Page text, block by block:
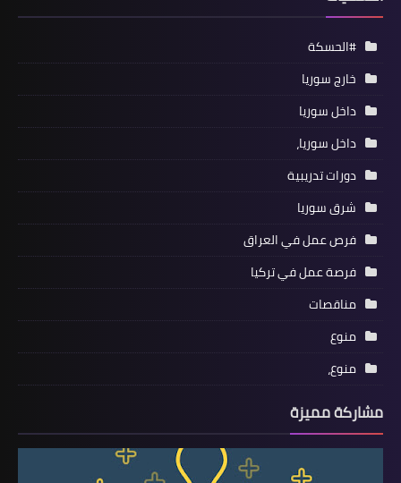
#الحسكة
خارج سوريا
داخل سوريا
داخل سوريا،
دورات تدريبية
شرق سوريا
فرص عمل في العراق
فرصة عمل في تركيا
مناقصات
منوع
منوع،
مشاركة مميزة